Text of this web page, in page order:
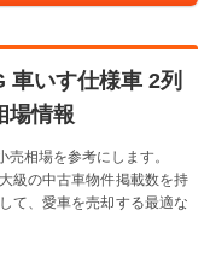
車いす仕様車 2列
場情報
相場を参考にします。
級の中古車物件掲載数を持
て、愛車を売却する最適な